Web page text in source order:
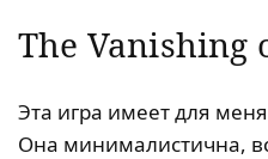
The Vanishing
Эта игра имеет для
Она минималистична,